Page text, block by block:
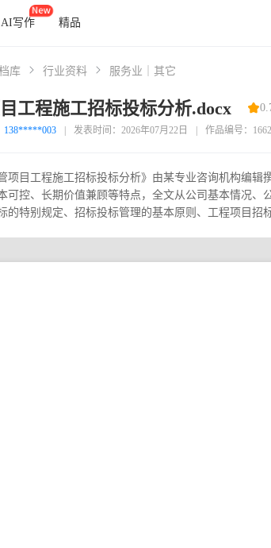
AI写作 精品
库 行业资料 服务业｜其它
工程施工招标投标分析.docx
138*****003 发表时间：2026年07月22日 作品编号：
项目工程施工招标投标分析》由某专业咨询机构编
可控、长期价值兼顾等特点，全文从公司基本情况
的特别规定、招标投标管理的基本原则、工程项目